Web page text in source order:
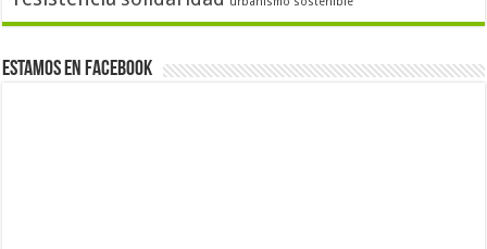
Estamos en Facebook